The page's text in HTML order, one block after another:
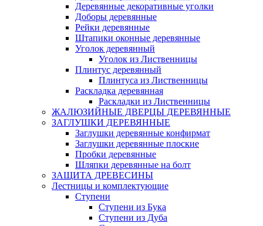
Деревянные декоративные уголки
Доборы деревянные
Рейки деревянные
Штапики оконные деревянные
Уголок деревянный
Уголок из Лиственницы
Плинтус деревянный
Плинтуса из Лиственницы
Раскладка деревянная
Раскладки из Лиственницы
ЖАЛЮЗИЙНЫЕ ДВЕРЦЫ ДЕРЕВЯННЫЕ
ЗАГЛУШКИ ДЕРЕВЯННЫЕ
Заглушки деревянные конфирмат
Заглушки деревянные плоские
Пробки деревянные
Шляпки деревянные на болт
ЗАЩИТА ДРЕВЕСИНЫ
Лестницы и комплектующие
Ступени
Ступени из Бука
Ступени из Дуба